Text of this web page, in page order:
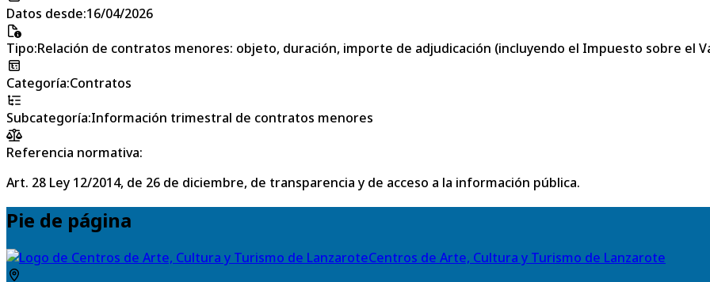
Datos desde:16/04/2026
Tipo:Relación de contratos menores: objeto, duración, importe de adjudicación (incluyendo el Impuesto sobre el
Categoría:Contratos
Subcategoría:Información trimestral de contratos menores
Referencia normativa:
Art. 28 Ley 12/2014, de 26 de diciembre, de transparencia y de acceso a la información pública.
Pie de página
Centros de Arte, Cultura y Turismo de Lanzarote